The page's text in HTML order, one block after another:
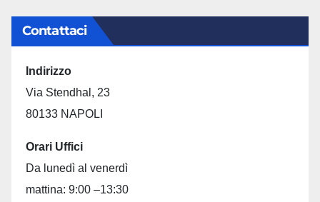
Contattaci
Indirizzo
Via Stendhal, 23
80133 NAPOLI
Orari Uffici
Da lunedì al venerdì
mattina: 9:00 –13:30